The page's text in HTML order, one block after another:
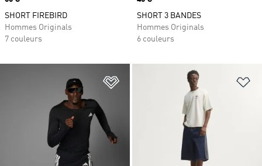
SHORT FIREBIRD
Hommes Originals
7 couleurs
SHORT 3 BANDES
Hommes Originals
6 couleurs
Ajouter à la Liste de produits